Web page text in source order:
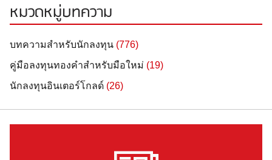
หมวดหมู่บทความ
บทความสำหรับนักลงทุน (776)
คู่มือลงทุนทองคำสำหรับมือใหม่ (19)
นักลงทุนอินเตอร์โกลด์ (26)